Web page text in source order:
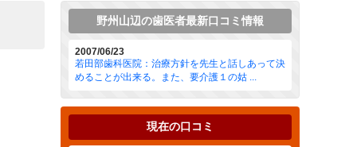
野州山辺の歯医者最新口コミ情報
2007/06/23
若田部歯科医院：治療方針を先生と話しあって決
めることが出来る。また、要介護１の姑 ...
現在の口コミ